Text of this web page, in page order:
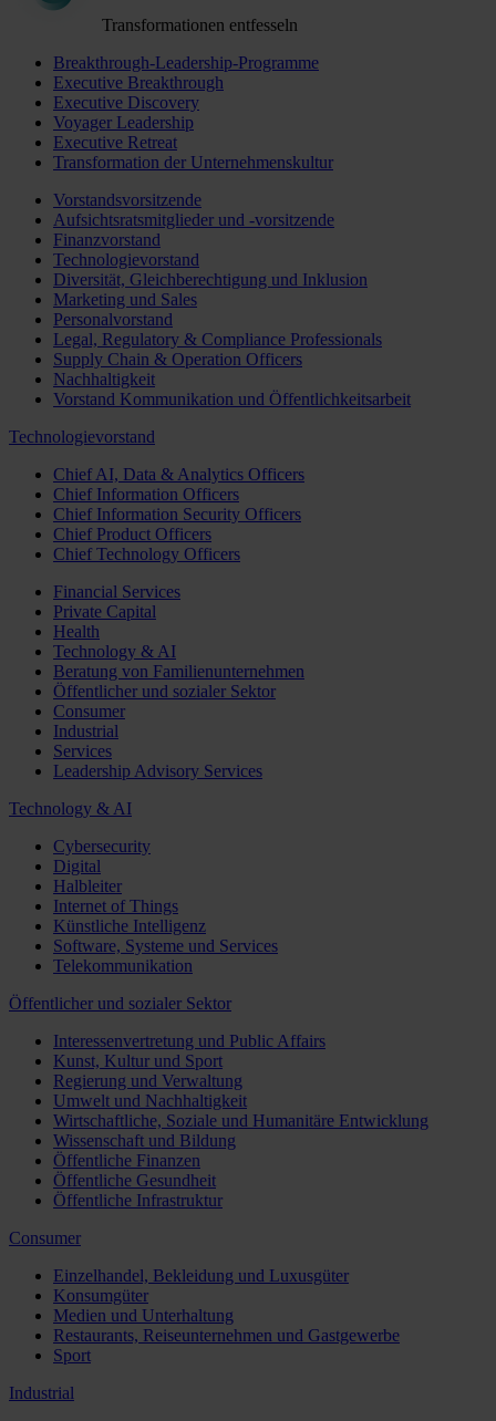
Transformationen entfesseln
Breakthrough-Leadership-Programme
Executive Breakthrough
Executive Discovery
Voyager Leadership
Executive Retreat
Transformation der Unternehmenskultur
Vorstandsvorsitzende
Aufsichtsratsmitglieder und -vorsitzende
Finanzvorstand
Technologievorstand
Diversität, Gleichberechtigung und Inklusion
Marketing und Sales
Personalvorstand
Legal, Regulatory & Compliance Professionals
Supply Chain & Operation Officers
Nachhaltigkeit
Vorstand Kommunikation und Öffentlichkeitsarbeit
Technologievorstand
Chief AI, Data & Analytics Officers
Chief Information Officers
Chief Information Security Officers
Chief Product Officers
Chief Technology Officers
Financial Services
Private Capital
Health
Technology & AI
Beratung von Familienunternehmen
Öffentlicher und sozialer Sektor
Consumer
Industrial
Services
Leadership Advisory Services
Technology & AI
Cybersecurity
Digital
Halbleiter
Internet of Things
Künstliche Intelligenz
Software, Systeme und Services
Telekommunikation
Öffentlicher und sozialer Sektor
Interessenvertretung und Public Affairs
Kunst, Kultur und Sport
Regierung und Verwaltung
Umwelt und Nachhaltigkeit
Wirtschaftliche, Soziale und Humanitäre Entwicklung
Wissenschaft und Bildung
Öffentliche Finanzen
Öffentliche Gesundheit
Öffentliche Infrastruktur
Consumer
Einzelhandel, Bekleidung und Luxusgüter
Konsumgüter
Medien und Unterhaltung
Restaurants, Reiseunternehmen und Gastgewerbe
Sport
Industrial